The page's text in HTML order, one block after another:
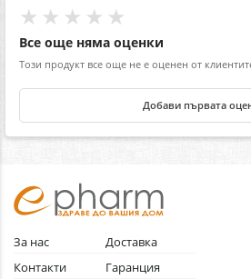
★★★★★
Все още няма оценки
Този продукт все още не е оценен от
Добави първата
За нас
Контакти
Доставка
Гаранция